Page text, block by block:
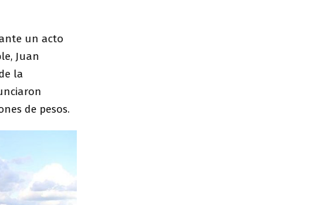
un acto
Juan
la
de pesos.